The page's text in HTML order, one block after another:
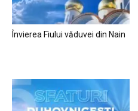
Învierea Fiului văduvei din Nain